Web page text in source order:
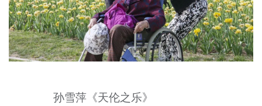
孙雪萍《天伦之乐》